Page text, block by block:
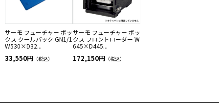
サーモ フューチャー ボッ
クス クールパック GN1/1
W530×D32...
33,550円 （税込）
サーモ フューチャー ボッ
クス フロントローダー W
645×D445...
172,150円 （税込）